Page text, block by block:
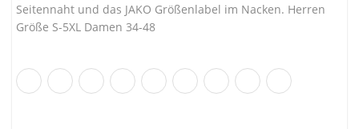
Seitennaht und das JAKO Größenlabel im Nacken. Herren
Größe S-5XL Damen 34-48